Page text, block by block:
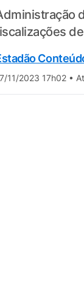
11/2023 17h02 •